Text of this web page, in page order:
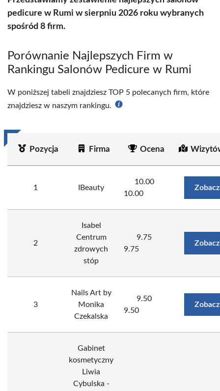
pedicure w Rumi w sierpniu 2026 roku wybranych
spośród 8 firm.
Porównanie Najlepszych Firm w
Rankingu Salonów Pedicure w Rumi
W poniższej tabeli znajdziesz TOP 5 polecanych firm, które
znajdziesz w naszym rankingu.
Pozycja Firma Ocena
1 IBeauty
10.00
10.00
2
Isabel
Centrum
zdrowych
stóp
9.75
9.75
3
Nails Art by
Monika
Czekalska
9.50
9.50
Gabinet
kosmetyczny
Liwia
Cybulska -